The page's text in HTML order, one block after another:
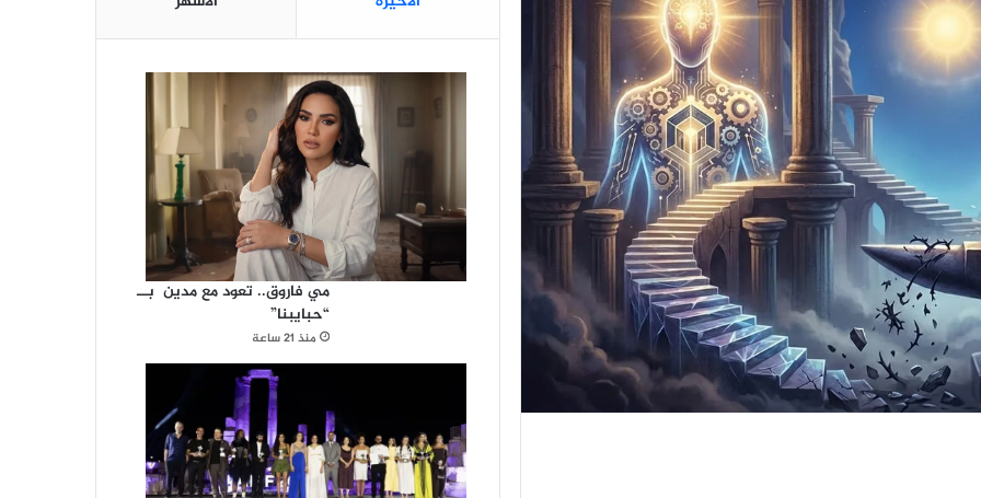
مي فاروق.. تعود مع مدين بــ
“حبايبنا”
منذ 21 ساعة